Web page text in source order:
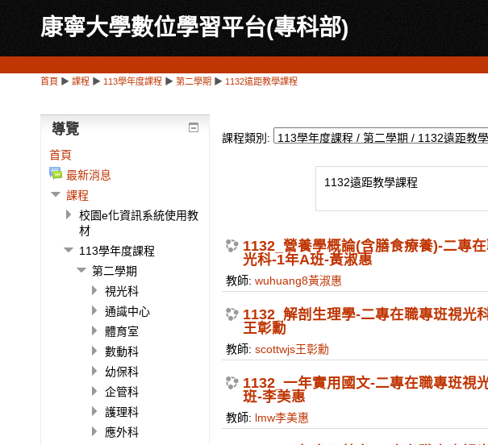
康寧大學數位學習平台(專科部)
首頁 ▶ 課程 ▶ 113學年度課程 ▶ 第二學期 ▶ 1132遠距教學課程
課程類別:
1132遠距教學課程
1132_營養學概論(含膳食療養)-二專
光科-1年A班-黃淑惠
教師: wuhuang8黃淑惠
1132_解剖生理學-二專在職專班視光
王彰勳
教師: scottwjs王彰勳
1132_一年實用國文-二專在職專班視
班-李美惠
教師: lmw李美惠
導覽
首頁
最新消息
課程
校園e化資訊系統使用教
材
113學年度課程
第二學期
視光科
通識中心
體育室
數動科
幼保科
企管科
護理科
應外科